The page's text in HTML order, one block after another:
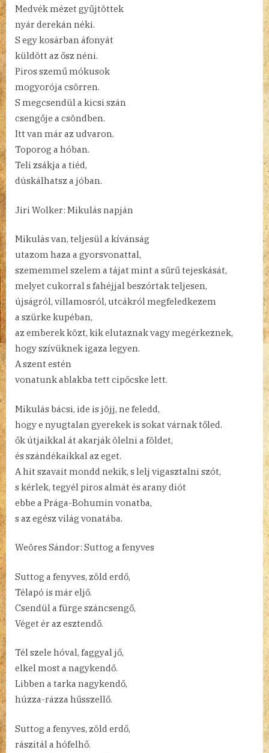
Medvék mézet gyűjtöttek
nyár derekán néki.
S egy kosárban áfonyát
küldött az ősz néni.
Piros szemű mókusok
mogyorója csörren.
S megcsendül a kicsi szán
csengője a csöndben.
Itt van már az udvaron.
Toporog a hóban.
Teli zsákja a tiéd,
dúskálhatsz a jóban.
Jiri Wolker: Mikulás napján
Mikulás van, teljesül a kívánság
utazom haza a gyorsvonattal,
szememmel szelem a tájat mint a sűrű tejeskását,
melyet cukorral s fahéjjal beszórtak teljesen,
újságról, villamosról, utcákról megfeledkezem
a szürke kupéban,
az emberek közt, kik elutaznak vagy megérkeznek,
hogy szívüknek igaza legyen.
A szent estén
vonatunk ablakba tett cipőcske lett.
Mikulás bácsi, ide is jöjj, ne feledd,
hogy e nyugtalan gyerekek is sokat várnak tőled.
ők útjaikkal át akarják ölelni a földet,
és szándékaikkal az eget.
A hit szavait mondd nekik, s lelj vigasztalni szót,
s kérlek, tegyél piros almát és arany diót
ebbe a Prága-Bohumin vonatba,
s az egész világ vonatába.
Weöres Sándor: Suttog a fenyves
Suttog a fenyves, zöld erdő,
Télapó is már eljő.
Csendül a fürge száncsengő,
Véget ér az esztendő.
Tél szele hóval, faggyal jő,
elkel most a nagykendő.
Libben a tarka nagykendő,
húzza-rázza hűsszellő.
Suttog a fenyves, zöld erdő,
rászitál a hófelhő.